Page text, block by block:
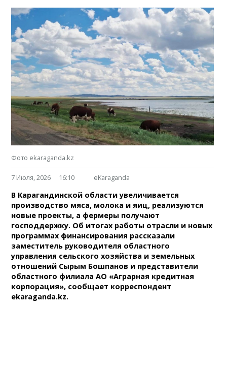
Фото ekaraganda.kz
7 Июля, 2026 16:10 eKaraganda
В Карагандинской области увеличивается
производство мяса, молока и яиц, реализуются
новые проекты, а фермеры получают
господдержку. Об итогах работы отрасли и новых
программах финансирования рассказали
заместитель руководителя областного
управления сельского хозяйства и земельных
отношений Сырым Бошпанов и представители
областного филиала АО «Аграрная кредитная
корпорация», сообщает корреспондент
ekaraganda.kz.